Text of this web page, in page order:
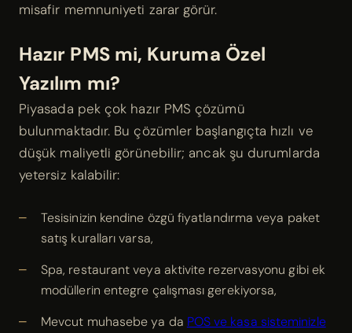
misafir memnuniyeti zarar görür.
Hazır PMS mi, Kuruma Özel
Yazılım mı?
Piyasada pek çok hazır PMS çözümü
bulunmaktadır. Bu çözümler başlangıçta hızlı ve
düşük maliyetli görünebilir; ancak şu durumlarda
yetersiz kalabilir:
Tesisinizin kendine özgü fiyatlandırma veya paket
satış kuralları varsa,
Spa, restaurant veya aktivite rezervasyonu gibi ek
modüllerin entegre çalışması gerekiyorsa,
Mevcut muhasebe ya da POS ve kasa sisteminizle